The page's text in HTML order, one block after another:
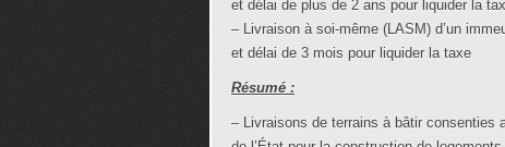
et délai de plus de 2 ans pour liquider la
– Livraison à soi-même (LASM) d’un
et délai de 3 mois pour liquider la taxe
Résumé :
– Livraisons de terrains à bâtir consenties